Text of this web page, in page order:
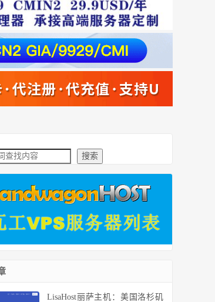
搜索
LisaHost丽萨主机：美国洛杉矶